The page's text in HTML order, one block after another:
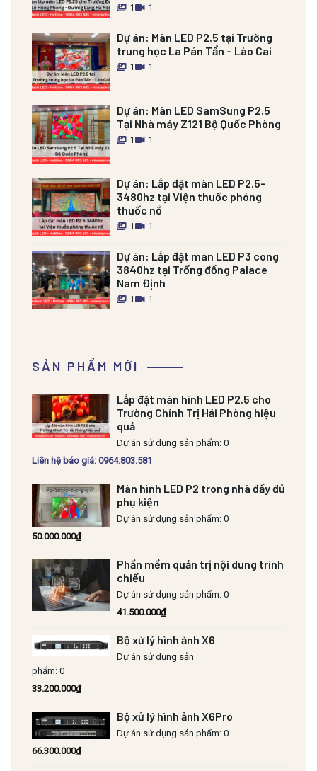
1 1
Dự án: Màn LED P2.5 tại Trường
trung học La Pán Tẩn – Lào Cai
1 1
Dự án: Màn LED SamSung P2.5
Tại Nhà máy Z121 Bộ Quốc Phòng
1 1
Dự án: Lắp đặt màn LED P2.5-
3480hz tại Viện thuốc phóng
thuốc nổ
1 1
Dự án: Lắp đặt màn LED P3 cong
3840hz tại Trống đồng Palace
Nam Định
1 1
SẢN PHẨM MỚI
Lắp đặt màn hình LED P2.5 cho
Trường Chính Trị Hải Phòng hiệu
quả
Dự án sử dụng sản phẩm: 0
Liên hệ báo giá: 0964.803.581
Màn hình LED P2 trong nhà đầy đủ
phụ kiện
Dự án sử dụng sản phẩm: 0
50.000.000₫
Phần mềm quản trị nội dung trình
chiếu
Dự án sử dụng sản phẩm: 0
41.500.000₫
Bộ xử lý hình ảnh X6
Dự án sử dụng sản
phẩm: 0
33.200.000₫
Bộ xử lý hình ảnh X6Pro
Dự án sử dụng sản phẩm: 0
66.300.000₫